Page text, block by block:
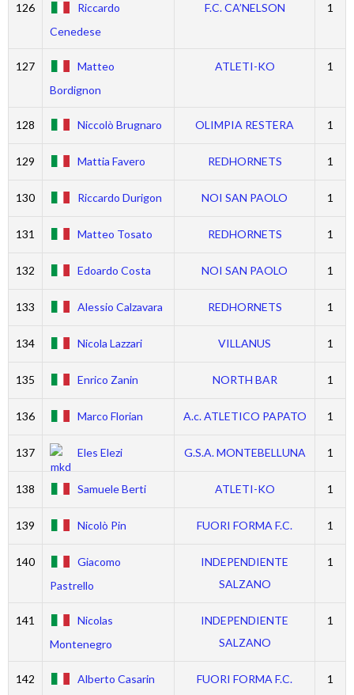
126
Riccardo
Cenedese
F.C. CA’NELSON 1
127
Matteo
Bordignon
ATLETI-KO 1
128 Niccolò Brugnaro OLIMPIA RESTERA 1
129 Mattia Favero REDHORNETS 1
130 Riccardo Durigon NOI SAN PAOLO 1
131 Matteo Tosato REDHORNETS 1
132 Edoardo Costa NOI SAN PAOLO 1
133 Alessio Calzavara REDHORNETS 1
134 Nicola Lazzari VILLANUS 1
135 Enrico Zanin NORTH BAR 1
136 Marco Florian A.c. ATLETICO PAPATO 1
137 Eles Elezi G.S.A. MONTEBELLUNA 1
138 Samuele Berti ATLETI-KO 1
139 Nicolò Pin FUORI FORMA F.C. 1
140
Giacomo
Pastrello
INDEPENDIENTE
SALZANO
1
141
Nicolas
Montenegro
INDEPENDIENTE
SALZANO
1
142 Alberto Casarin FUORI FORMA F.C. 1